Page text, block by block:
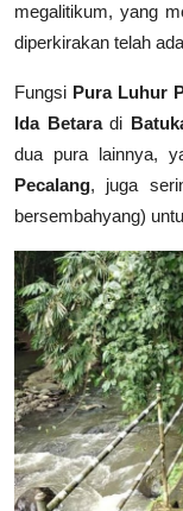
megalitikum, yang
diperkirakan telah
Fungsi Pura Luhur
Ida Betara di
dua pura lainnya,
Pecalang, juga
bersembahyang)